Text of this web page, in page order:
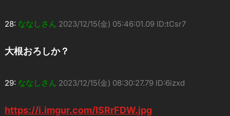
28: ななしさん 2023/12/15(金) 05:46:01.09 ID:tCsr7
大根おろしか？
29: ななしさん 2023/12/15(金) 08:30:27.79 ID:6izxd
https://i.imgur.com/ISRrFDW.jpg